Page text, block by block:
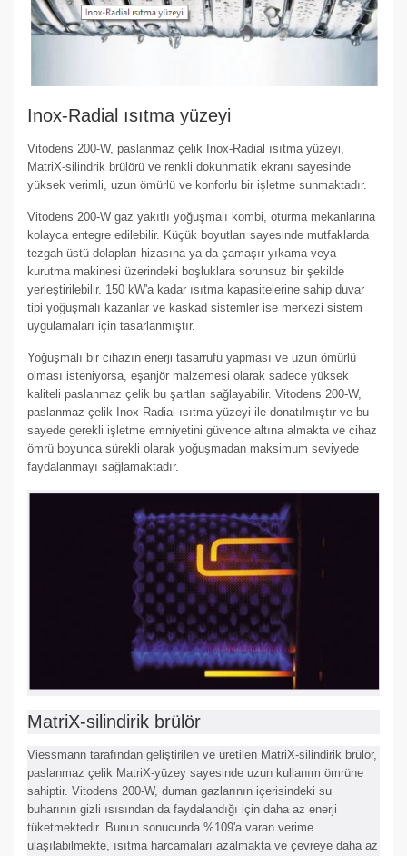
Inox-Radial ısıtma yüzeyi
Vitodens 200-W, paslanmaz çelik Inox-Radial ısıtma yüzeyi,
MatriX-silindrik brülörü ve renkli dokunmatik ekranı sayesinde
yüksek verimli, uzun ömürlü ve konforlu bir işletme sunmaktadır.
Vitodens 200-W gaz yakıtlı yoğuşmalı kombi, oturma mekanlarına
kolayca entegre edilebilir. Küçük boyutları sayesinde mutfaklarda
tezgah üstü dolapları hizasına ya da çamaşır yıkama veya
kurutma makinesi üzerindeki boşluklara sorunsuz bir şekilde
yerleştirilebilir. 150 kW'a kadar ısıtma kapasitelerine sahip duvar
tipi yoğuşmalı kazanlar ve kaskad sistemler ise merkezi sistem
uygulamaları için tasarlanmıştır.
Yoğuşmalı bir cihazın enerji tasarrufu yapması ve uzun ömürlü
olması isteniyorsa, eşanjör malzemesi olarak sadece yüksek
kaliteli paslanmaz çelik bu şartları sağlayabilir. Vitodens 200-W,
paslanmaz çelik Inox-Radial ısıtma yüzeyi ile donatılmıştır ve bu
sayede gerekli işletme emniyetini güvence altına almakta ve cihaz
ömrü boyunca sürekli olarak yoğuşmadan maksimum seviyede
faydalanmayı sağlamaktadır.
MatriX-silindirik brülör
Viessmann tarafından geliştirilen ve üretilen MatriX-silindirik brülör,
paslanmaz çelik MatriX-yüzey sayesinde uzun kullanım ömrüne
sahiptir. Vitodens 200-W, duman gazlarının içerisindeki su
buharının gizli ısısından da faydalandığı için daha az enerji
tüketmektedir. Bunun sonucunda %109'a varan verime
ulaşılabilmekte, ısıtma harcamaları azalmakta ve çevreye daha az